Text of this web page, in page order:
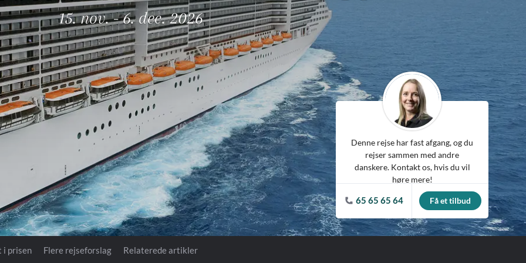
VIVA Cruises
15. nov. - 6. dec. 2026
Denne rejse har fast afgang, og du
rejser sammen med andre
danskere. Kontakt os, hvis du vil
høre mere!
65 65 65 64 Få et tilbud
i prisen Flere rejseforslag Relaterede artikler